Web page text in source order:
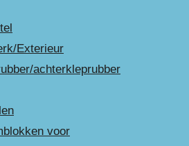
Exterieur
achterkleprubber
voor